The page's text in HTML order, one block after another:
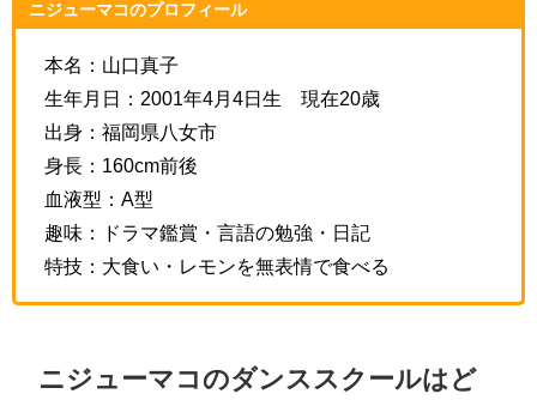
ニジューマコのプロフィール
本名：山口真子
生年月日：2001年4月4日生 現在20歳
出身：福岡県八女市
身長：160cm前後
血液型：A型
趣味：ドラマ鑑賞・言語の勉強・日記
特技：大食い・レモンを無表情で食べる
ニジューマコのダンススクールはど